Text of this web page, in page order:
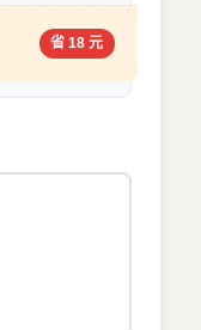
省 18 元